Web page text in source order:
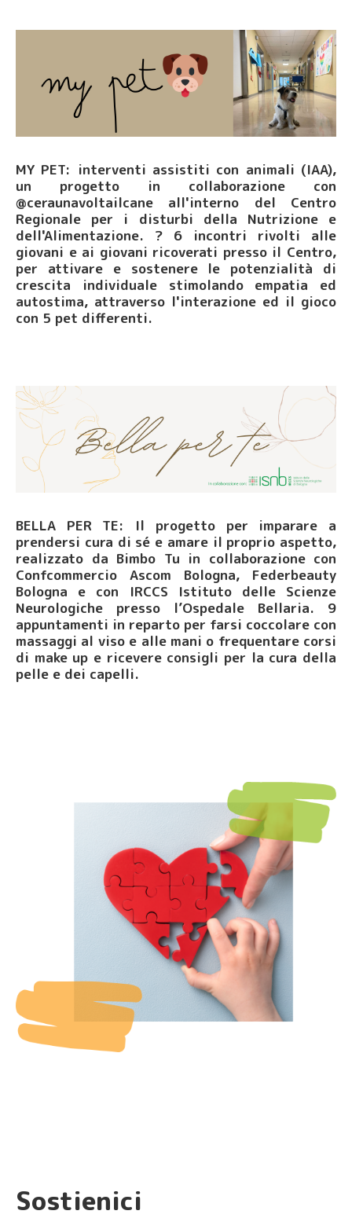
MY PET: interventi assistiti con animali (IAA),
un progetto in collaborazione con
@ceraunavoltailcane all'interno del Centro
Regionale per i disturbi della Nutrizione e
dell'Alimentazione. ? 6 incontri rivolti alle
giovani e ai giovani ricoverati presso il Centro,
per attivare e sostenere le potenzialità di
crescita individuale stimolando empatia ed
autostima, attraverso l'interazione ed il gioco
con 5 pet differenti.
BELLA PER TE: Il progetto per imparare a
prendersi cura di sé e amare il proprio aspetto,
realizzato da Bimbo Tu in collaborazione con
Confcommercio Ascom Bologna, Federbeauty
Bologna e con IRCCS Istituto delle Scienze
Neurologiche presso l’Ospedale Bellaria. 9
appuntamenti in reparto per farsi coccolare con
massaggi al viso e alle mani o frequentare corsi
di make up e ricevere consigli per la cura della
pelle e dei capelli.
Sostienici